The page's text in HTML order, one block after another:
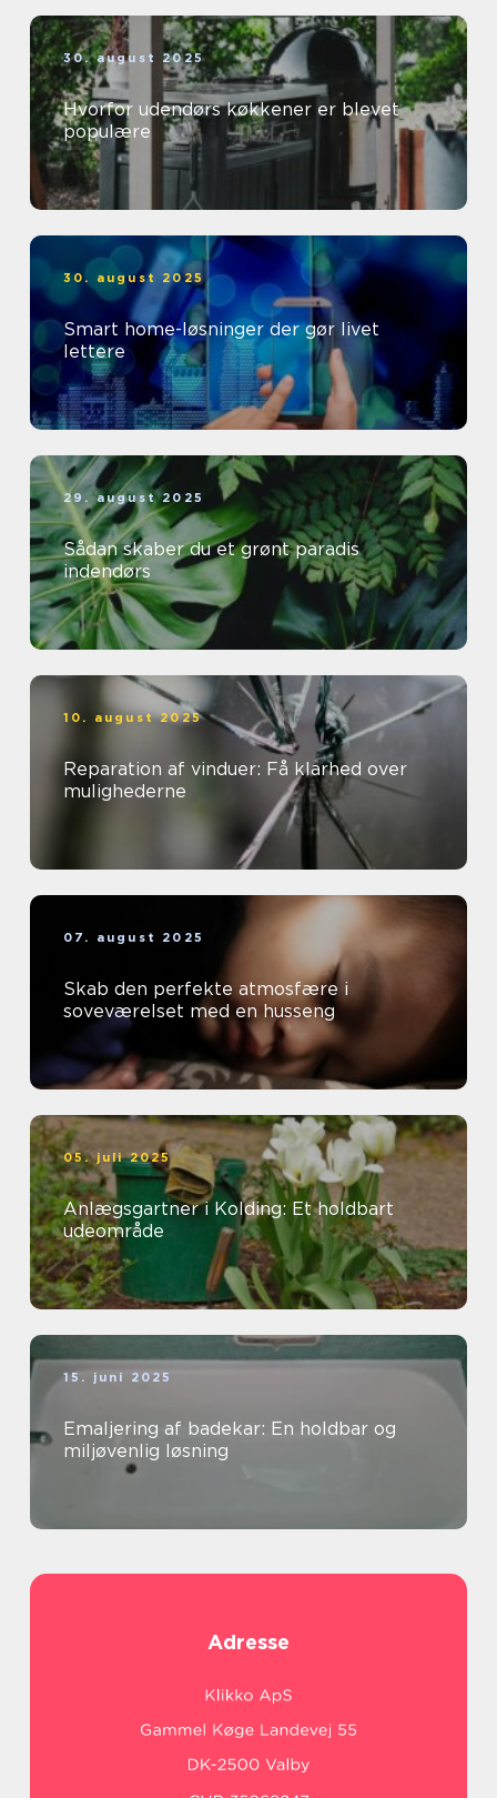
30. august 2025
Hvorfor udendørs køkkener er blevet
populære
30. august 2025
Smart home-løsninger der gør livet
lettere
29. august 2025
Sådan skaber du et grønt paradis
indendørs
10. august 2025
Reparation af vinduer: Få klarhed over
mulighederne
07. august 2025
Skab den perfekte atmosfære i
soveværelset med en husseng
05. juli 2025
Anlægsgartner i Kolding: Et holdbart
udeområde
15. juni 2025
Emaljering af badekar: En holdbar og
miljøvenlig løsning
Adresse